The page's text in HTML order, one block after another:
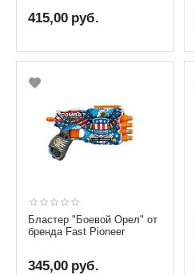
415,00 руб.
Бластер "Боевой Орел" от
бренда Fast Pioneer
345,00 руб.